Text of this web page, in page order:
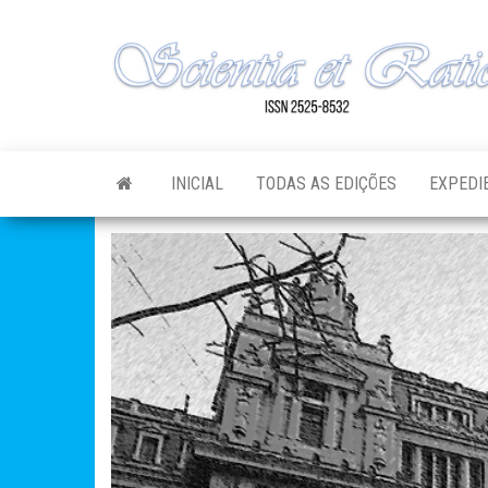
INICIAL TODAS AS EDIÇÕES